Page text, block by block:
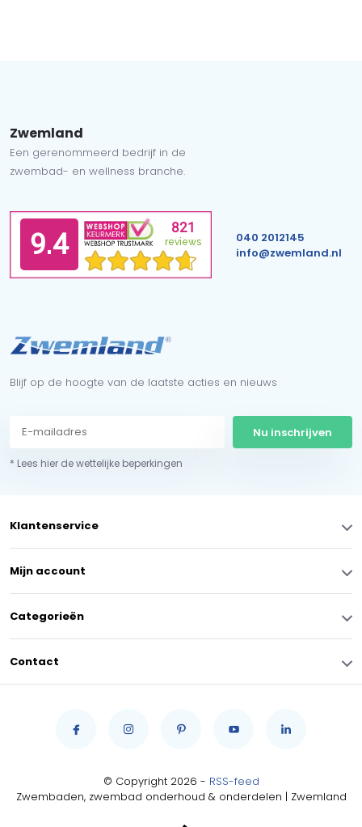
Zwemland
Een gerenommeerd bedrijf in de
zwembad- en wellness branche.
040 2012145
info@zwemland.nl
Blijf op de hoogte van de laatste acties en nieuws
Nu inschrijven
* Lees hier de wettelijke beperkingen
Klantenservice
Mijn account
Categorieën
Contact
© Copyright 2026 - RSS-feed
Zwembaden, zwembad onderhoud & onderdelen | Zwemland